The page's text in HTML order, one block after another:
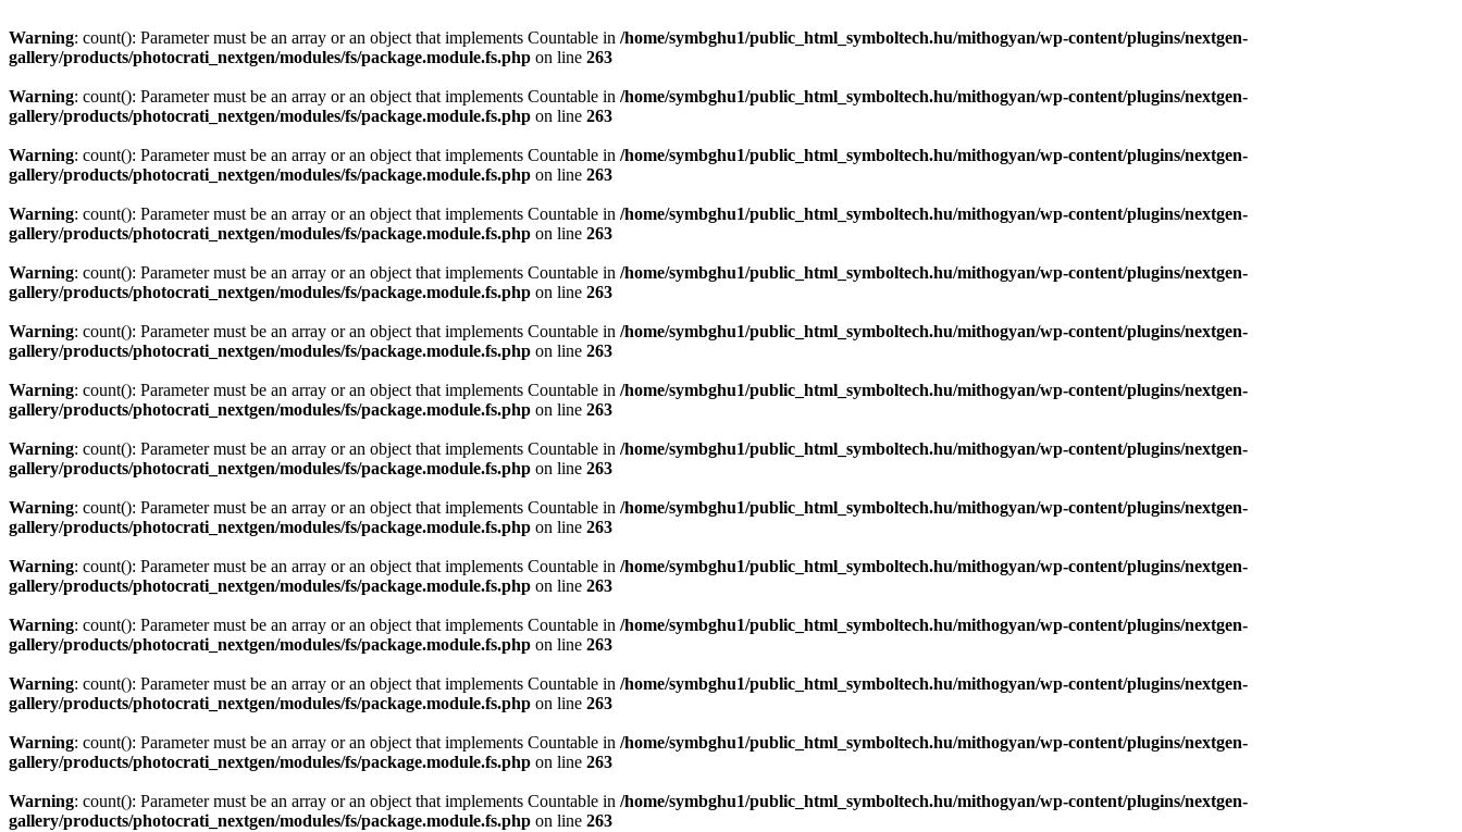
Warning: count(): Parameter must be an array or an object that implements Countable in /home/symbghu1/public_html_symboltech.hu/mithogyan/wp-content/plugins/nextgen-
gallery/products/photocrati_nextgen/modules/fs/package.module.fs.php on line 263
Warning: count(): Parameter must be an array or an object that implements Countable in /home/symbghu1/public_html_symboltech.hu/mithogyan/wp-content/plugins/nextgen-
gallery/products/photocrati_nextgen/modules/fs/package.module.fs.php on line 263
Warning: count(): Parameter must be an array or an object that implements Countable in /home/symbghu1/public_html_symboltech.hu/mithogyan/wp-content/plugins/nextgen-
gallery/products/photocrati_nextgen/modules/fs/package.module.fs.php on line 263
Warning: count(): Parameter must be an array or an object that implements Countable in /home/symbghu1/public_html_symboltech.hu/mithogyan/wp-content/plugins/nextgen-
gallery/products/photocrati_nextgen/modules/fs/package.module.fs.php on line 263
Warning: count(): Parameter must be an array or an object that implements Countable in /home/symbghu1/public_html_symboltech.hu/mithogyan/wp-content/plugins/nextgen-
gallery/products/photocrati_nextgen/modules/fs/package.module.fs.php on line 263
Warning: count(): Parameter must be an array or an object that implements Countable in /home/symbghu1/public_html_symboltech.hu/mithogyan/wp-content/plugins/nextgen-
gallery/products/photocrati_nextgen/modules/fs/package.module.fs.php on line 263
Warning: count(): Parameter must be an array or an object that implements Countable in /home/symbghu1/public_html_symboltech.hu/mithogyan/wp-content/plugins/nextgen-
gallery/products/photocrati_nextgen/modules/fs/package.module.fs.php on line 263
Warning: count(): Parameter must be an array or an object that implements Countable in /home/symbghu1/public_html_symboltech.hu/mithogyan/wp-content/plugins/nextgen-
gallery/products/photocrati_nextgen/modules/fs/package.module.fs.php on line 263
Warning: count(): Parameter must be an array or an object that implements Countable in /home/symbghu1/public_html_symboltech.hu/mithogyan/wp-content/plugins/nextgen-
gallery/products/photocrati_nextgen/modules/fs/package.module.fs.php on line 263
Warning: count(): Parameter must be an array or an object that implements Countable in /home/symbghu1/public_html_symboltech.hu/mithogyan/wp-content/plugins/nextgen-
gallery/products/photocrati_nextgen/modules/fs/package.module.fs.php on line 263
Warning: count(): Parameter must be an array or an object that implements Countable in /home/symbghu1/public_html_symboltech.hu/mithogyan/wp-content/plugins/nextgen-
gallery/products/photocrati_nextgen/modules/fs/package.module.fs.php on line 263
Warning: count(): Parameter must be an array or an object that implements Countable in /home/symbghu1/public_html_symboltech.hu/mithogyan/wp-content/plugins/nextgen-
gallery/products/photocrati_nextgen/modules/fs/package.module.fs.php on line 263
Warning: count(): Parameter must be an array or an object that implements Countable in /home/symbghu1/public_html_symboltech.hu/mithogyan/wp-content/plugins/nextgen-
gallery/products/photocrati_nextgen/modules/fs/package.module.fs.php on line 263
Warning: count(): Parameter must be an array or an object that implements Countable in /home/symbghu1/public_html_symboltech.hu/mithogyan/wp-content/plugins/nextgen-
gallery/products/photocrati_nextgen/modules/fs/package.module.fs.php on line 263